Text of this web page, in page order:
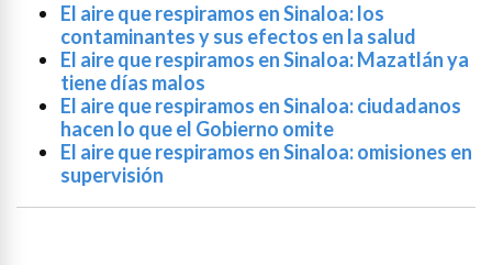
El aire que respiramos en Sinaloa: los
contaminantes y sus efectos en la salud
El aire que respiramos en Sinaloa: Mazatlán ya
tiene días malos
El aire que respiramos en Sinaloa: ciudadanos
hacen lo que el Gobierno omite
El aire que respiramos en Sinaloa: omisiones en
supervisión